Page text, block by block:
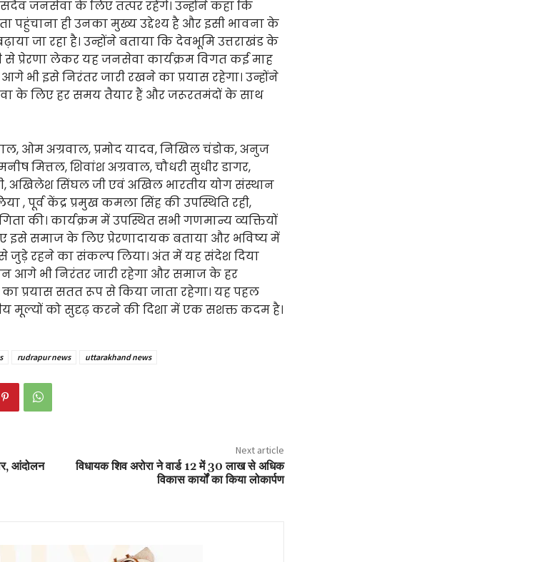
जनसेवा के लिए तत्पर रहेंगे। उन्होंने कहा कि
पहुंचाना ही उनका मुख्य उद्देश्य है और इसी भावना के
जा रहा है। उन्होंने बताया कि देवभूमि उत्तराखंड के
से प्रेरणा लेकर यह जनसेवा कार्यक्रम विगत कई माह
भी इसे निरंतर जारी रखने का प्रयास रहेगा। उन्होंने
के लिए हर समय तैयार हैं और जरूरतमंदों के साथ
ओम अग्रवाल, प्रमोद यादव, निखिल चंडोक, अनुज
मित्तल, शिवांश अग्रवाल, चौधरी सुधीर डागर,
अखिलेश सिंघल जी एवं अखिल भारतीय योग संस्थान
, पूर्व केंद्र प्रमुख कमला सिंह की उपस्थिति रही,
की। कार्यक्रम में उपस्थित सभी गणमान्य व्यक्तियों
इसे समाज के लिए प्रेरणादायक बताया और भविष्य में
से जुड़े रहने का संकल्प लिया। अंत में यह संदेश दिया
आगे भी निरंतर जारी रहेगा और समाज के हर
प्रयास सतत रूप से किया जाता रहेगा। यह पहल
मूल्यों को सुदृढ़ करने की दिशा में एक सशक्त कदम है।
rudrapur news uttarakhand news
आंदोलन
Next article
विधायक शिव अरोरा ने वार्ड 12 में 30 लाख से अधिक
विकास कार्यों का किया लोकार्पण